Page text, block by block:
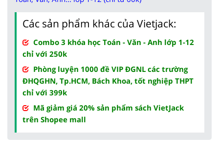
Các sản phẩm khác của Vietjack:
Combo 3 khóa học Toán - Văn - Anh lớp 1-12
chỉ với 250k
Phòng luyện 1000 đề VIP ĐGNL các trường
ĐHQGHN, Tp.HCM, Bách Khoa, tốt nghiệp THPT
chỉ với 399k
Mã giảm giá 20% sản phẩm sách VietJack
trên Shopee mall